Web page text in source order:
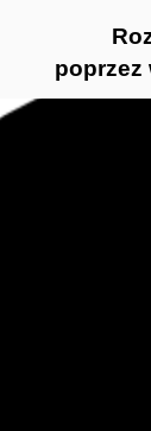
poprzez